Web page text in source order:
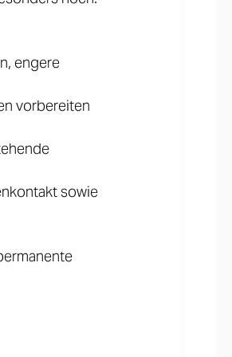
engere
vorbereiten
sowie